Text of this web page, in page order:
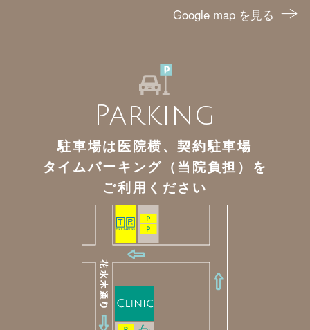
Google map を見る
Parking
駐車場は医院横、契約駐車場
タイムパーキング（当院負担）を
ご利用ください